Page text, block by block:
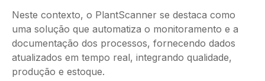
Neste contexto, o PlantScanner se destaca como
uma solução que automatiza o monitoramento e a
documentação dos processos, fornecendo dados
atualizados em tempo real, integrando qualidade,
produção e estoque.